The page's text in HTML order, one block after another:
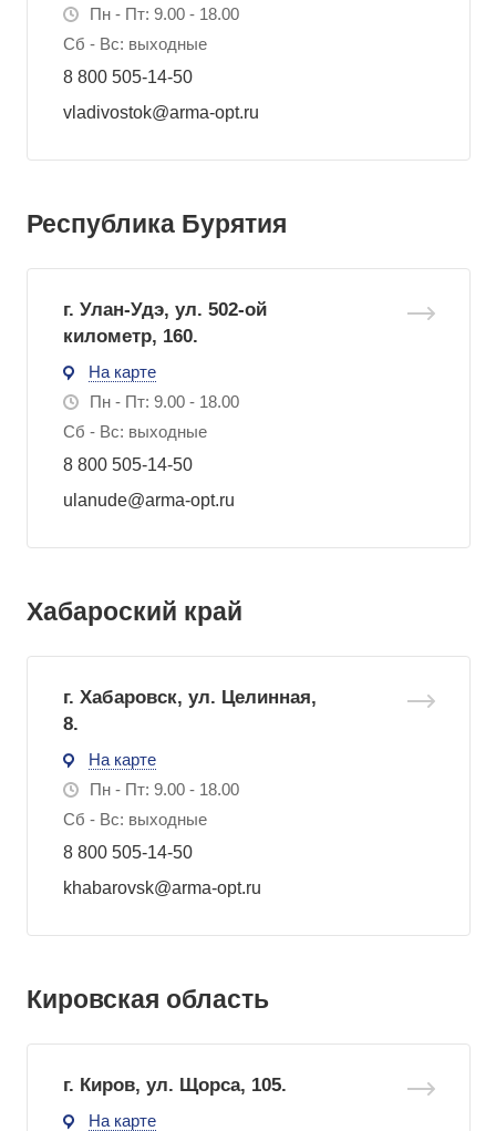
Пн - Пт: 9.00 - 18.00
Сб - Вс: выходные
8 800 505-14-50
vladivostok@arma-opt.ru
Республика Бурятия
г. Улан-Удэ, ул. 502-ой
километр, 160.
На карте
Пн - Пт: 9.00 - 18.00
Сб - Вс: выходные
8 800 505-14-50
ulanude@arma-opt.ru
Хабароский край
г. Хабаровск, ул. Целинная,
8.
На карте
Пн - Пт: 9.00 - 18.00
Сб - Вс: выходные
8 800 505-14-50
khabarovsk@arma-opt.ru
Кировская область
г. Киров, ул. Щорса, 105.
На карте